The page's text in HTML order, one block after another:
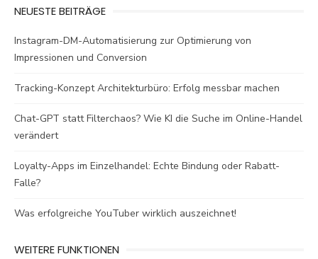
NEUESTE BEITRÄGE
Instagram-DM-Automatisierung zur Optimierung von
Impressionen und Conversion
Tracking-Konzept Architekturbüro: Erfolg messbar machen
Chat-GPT statt Filterchaos? Wie KI die Suche im Online-Handel
verändert
Loyalty-Apps im Einzelhandel: Echte Bindung oder Rabatt-
Falle?
Was erfolgreiche YouTuber wirklich auszeichnet!
WEITERE FUNKTIONEN